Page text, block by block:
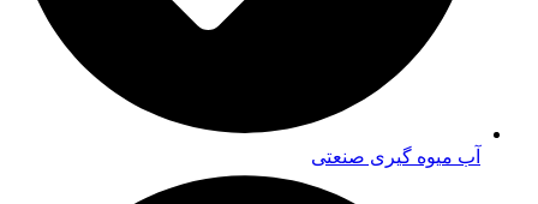
آب میوه گیری صنعتی